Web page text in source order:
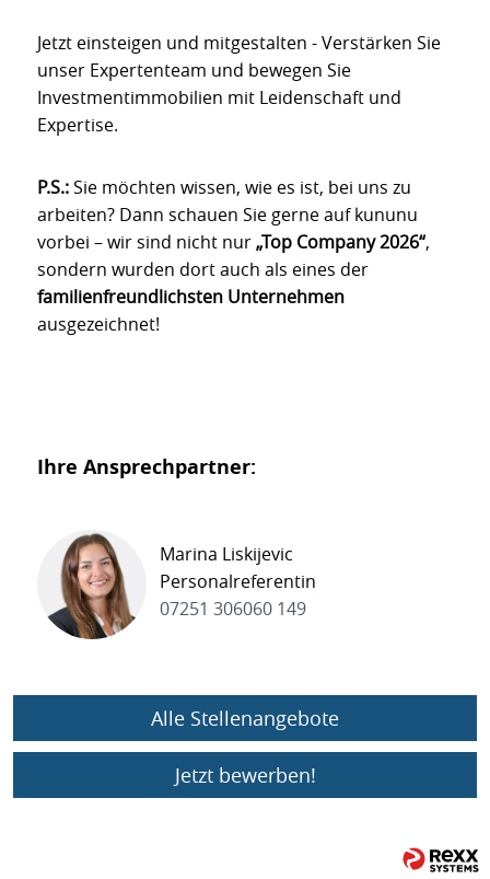
Jetzt einsteigen und mitgestalten - Verstärken Sie
unser Expertenteam und bewegen Sie
Investmentimmobilien mit Leidenschaft und
Expertise.
P.S.:Sie möchten wissen, wie es ist, bei uns zu
arbeiten? Dann schauen Sie gerne auf kununu
vorbei – wir sind nicht nur„Top Company 2026“,
sondern wurden dort auch als eines der
familienfreundlichsten Unternehmen
ausgezeichnet!
Ihre Ansprechpartner:
Marina Liskijevic
Personalreferentin
07251 306060 149
Alle Stellenangebote
Jetzt bewerben!